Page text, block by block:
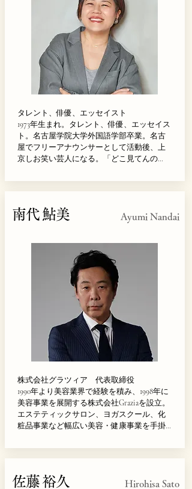
タレント、俳優、エッセイスト
1973年生まれ。タレント、俳優、エッセイス
ト。名古屋学院大学外国語学部卒業。名古
屋でフリーアナウンサーとして活動後、上
京しお笑い芸人になる。「どこ見てんの
組に多数出演。2017年と2019年に肺腺がんの
手術を受けた。現在は中学生の娘を育てな
書に実母との確執や半生を綴った『母』
しが母になった』（KADOKAWA）、『50
歳。はじまりの音しか聞こえない』（世界
文化社）などがある。
Ayumi Nandai
南代 鮎美
株式会社グラツィア　代表取締役
1990年より美容業界で経験を積み、1998年に
美容事業を展開する株式会社Graziaを設立。
エステティックサロン、ヨガスクール、化
粧品事業など幅広い美容・健康事業を手掛
協会（JYIA）を設立し理事長に就任。美容
と健康分野の人材育成に尽力する傍ら、先
企画・開発を推進。美容業界の発展と、よ
Hirohisa Sato
佐藤 裕久